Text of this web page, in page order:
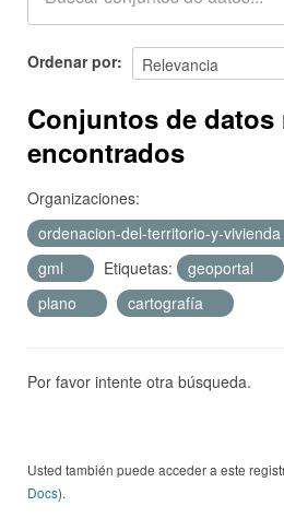
Acerca de
Ordenar por
Conjuntos de datos
encontrados
Organizaciones:
ordenacion-del-territorio-y-vivienda
gml
Etiquetas: geoportal
plano
cartografía
Por favor intente otra búsqueda.
Usted también puede acceder a este
Docs).